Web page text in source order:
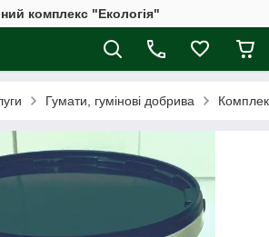
комплекс "Екологія"
Гумати, гумінові добрива